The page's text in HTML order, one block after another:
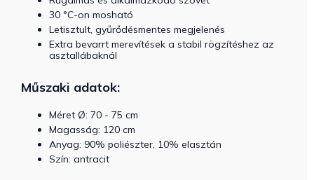
30 °C-on mosható
Letisztult, gyűrődésmentes megjelenés
Extra bevarrt merevítések a stabil rögzítéshez az
asztallábaknál
Műszaki adatok:
Méret Ø: 70 - 75 cm
Magasság: 120 cm
Anyag: 90% poliészter, 10% elasztán
Szín: antracit